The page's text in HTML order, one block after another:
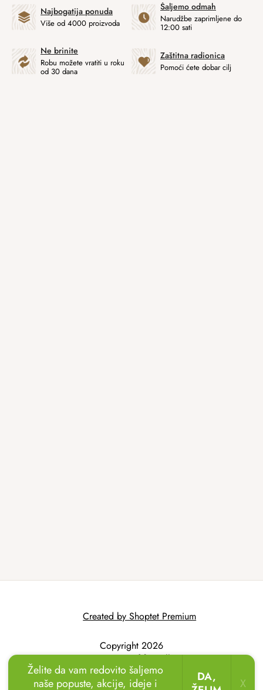
Najbogatija ponuda
Više od 4000 proizvoda
Šaljemo odmah
Narudžbe zaprimljene do
12:00 sati
Ne brinite
Robu možete vratiti u roku
od 30 dana
Zaštitna radionica
Pomoći ćete dobar cilj
Created by Shoptet Premium
Copyright 2026
AtmoWood.hr. All
rights reserved.
Želite da vam redovito šaljemo
naše popuste, akcije, ideje i
DA,
X